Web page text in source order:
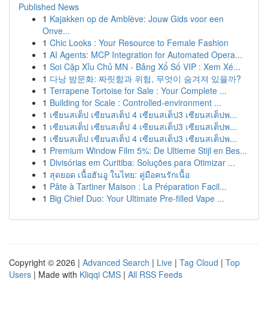
Published News
1 Kajakken op de Amblève: Jouw Gids voor een
Onve...
1 Chic Looks : Your Resource to Female Fashion
1 AI Agents: MCP Integration for Automated Opera...
1 Soi Cặp Xỉu Chủ MN - Bảng Xổ Số VIP : Xem Xé...
1 다낭 밤문화: 짜릿함과 위험, 무엇이 숨겨져 있을까?
1 Terrapene Tortoise for Sale : Your Complete ...
1 Building for Scale : Controlled-environment ...
1 เซียนสเต็ป เซียนสเต็ป 4 เซียนสเต็ป3 เซียนสเต็ปพ...
1 เซียนสเต็ป เซียนสเต็ป 4 เซียนสเต็ป3 เซียนสเต็ปพ...
1 เซียนสเต็ป เซียนสเต็ป 4 เซียนสเต็ป3 เซียนสเต็ปพ...
1 Premium Window Film 5%: De Ultieme Stijl en Bes...
1 Divisórias em Curitiba: Soluções para Otimizar ...
1 สุดยอด เนื้อฮันอู ในไทย: คู่มือคนรักเนื้อ
1 Pâte à Tartiner Maison : La Préparation Facil...
1 Big Chief Duo: Your Ultimate Pre-filled Vape ...
Copyright © 2026 | Advanced Search | Live | Tag Cloud | Top
Users | Made with Kliqqi CMS | All RSS Feeds